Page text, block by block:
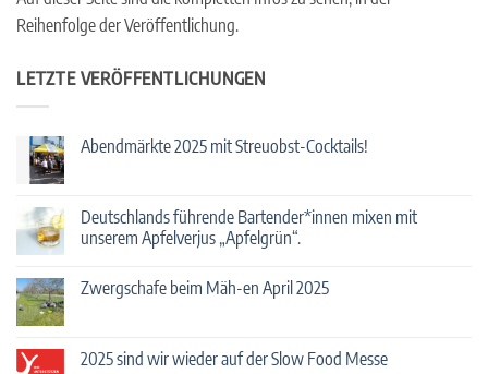
Reihenfolge der Veröffentlichung.
LETZTE VERÖFFENTLICHUNGEN
Abendmärkte 2025 mit Streuobst-Cocktails!
Abendmärkte
2025
mit
Deutschlands führende Bartender*innen mixen mit
unserem Apfelverjus „Apfelgrün“.
zu
Deutschlands
mit
Zwergschafe beim Mäh-en April 2025
Zwergschafe
beim
2025 sind wir wieder auf der Slow Food Messe